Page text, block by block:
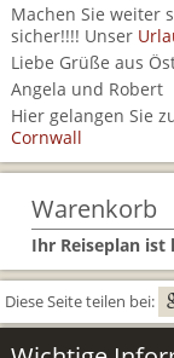
Reisen durch
Großbritannien
Gutscheine -
Individuelle
Mietwagen & Verkehr
Reiseversicherung
Machen Sie weiter
sicher!!!! Unser
Liebe Grüße aus
Angela und Robert
Hier gelangen Sie
Cornwall
Warenkorb
Ihr Reiseplan ist
Diese Seite teilen bei: